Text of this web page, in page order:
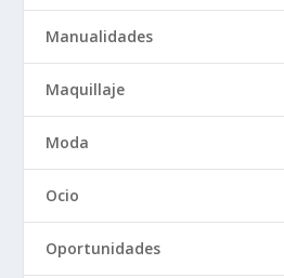
Manualidades
Maquillaje
Moda
Ocio
Oportunidades